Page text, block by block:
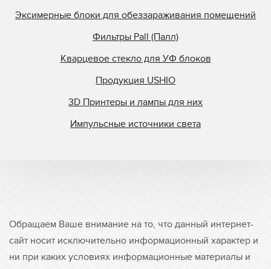
Эксимерные блоки для обеззараживания помещений
Фильтры Pall (Палл)
Кварцевое стекло для УФ блоков
Продукция USHIO
3D Принтеры и лампы для них
Импульсные источники света
Обращаем Ваше внимание на то, что данный интернет-
сайт носит исключительно информационный характер и
ни при каких условиях информационные материалы и